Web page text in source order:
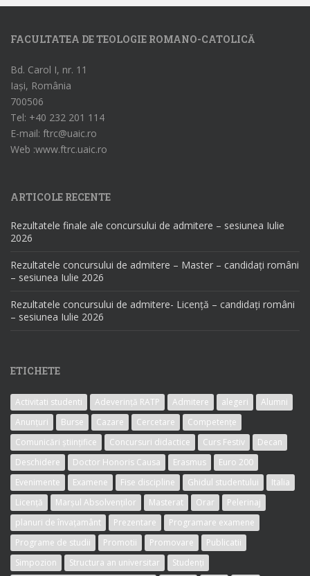
FACULTATEA DE TEOLOGIE ROMANO-CATOLICĂ
Bd. Carol I, nr. 11
Iași, România
700506
Tel: +40 232 201 114
E-mail: ftrc@uaic.ro
Web :www.ftrc.uaic.ro
ARTICOLE RECENTE
Rezultatele finale ale concursului de admitere – sesiunea Iulie
2026
Rezultatele concursului de admitere – Master – candidați români
– sesiunea Iulie 2026
Rezultatele concursului de admitere- Licență – candidați români
– sesiunea Iulie 2026
ETICHETE
Activitati studenti Adeverință RATP Admitere alegeri
Alumni
Anunțuri
Burse Cazare Cercetare
Competențe
Comunicări științifice
Concursuri didactice Curs Festiv
Decan
Deschidere
Doctor Honoris Causa Erasmus
Euro 200
Evenimente
Examene Fise discipline Ghidul studentului
Italia
Licență
Marșul Absolvenților Masterat Orar
Pelerinaj
planuri de învațamânt
Prezentare
Programare examene
Programe de studii
Promotii Promovare
Publicatii
Simpozion
Structura an universitar Studenți